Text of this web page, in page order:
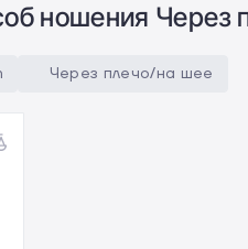
ношения Через
Через плечо/на шее